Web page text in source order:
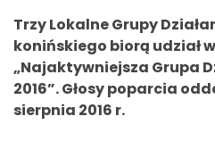
Trzy Lokalne Grupy
konińskiego biorą udział
„Najaktywniejsza Grupa
2016”. Głosy poparcia
sierpnia 2016 r.